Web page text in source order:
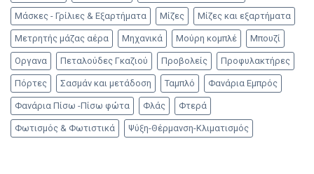
Μάσκες - Γρίλιες & Εξαρτήματα Μίζες Μίζες και εξαρτήματα
Μετρητής μάζας αέρα Μηχανικά Μούρη κομπλέ Μπουζί
Οργανα Πεταλούδες Γκαζιού Προβολείς Προφυλακτήρες
Πόρτες Σασμάν και μετάδοση Ταμπλό Φανάρια Εμπρός
Φανάρια Πίσω -Πίσω φώτα Φλάς Φτερά
Φωτισμός & Φωτιστικά Ψύξη-Θέρμανση-Κλιματισμός